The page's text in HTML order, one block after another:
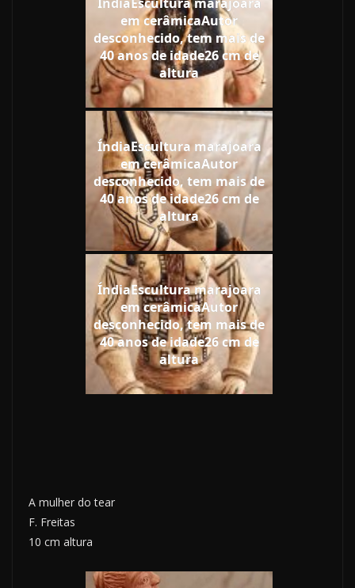
em cerâmicaAutor
desconhecido, tem mais de
40 anos de idade26 cm de
altura
ÍndiaEscultura marajoara
em cerâmicaAutor
desconhecido, tem mais de
40 anos de idade26 cm de
altura
ÍndiaEscultura marajoara
em cerâmicaAutor
desconhecido, tem mais de
40 anos de idade26 cm de
altura
A mulher do tear
F. Freitas
10 cm altura